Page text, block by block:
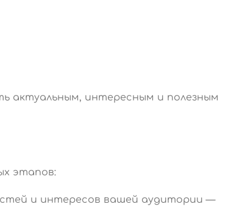
актуальным, интересным и полезным
этапов:
и интересов вашей аудитории —